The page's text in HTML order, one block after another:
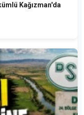
Kağızman'da